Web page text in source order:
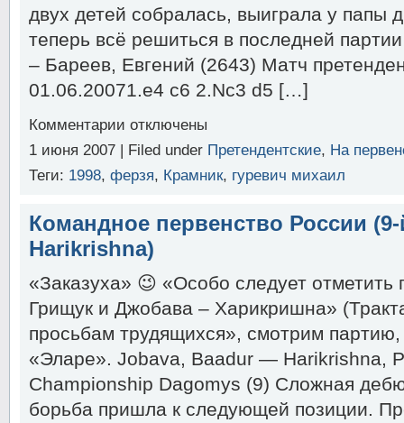
двух детей собралась, выиграла у папы
теперь всё решиться в последней
– Бареев, Евгений (2643) Матч
01.06.20071.e4 c6 2.Nc3 d5 […]
Комментарии
Полгар,
–
Элиста
отключены
1 июня 2007 | Filed under Претендентские, На
Теги: 1998, ферзя, Крамник, гуревич михаил
Командное первенство России
Harikrishna)
«Заказуха» 😉 «Особо следует
Грищук и Джобава – Харикришна»
просьбам трудящихся», смотрим
«Эларе». Jobava, Baadur — Harikrishna,
Championship Dagomys (9) Сложная
борьба пришла к следующей позиции.